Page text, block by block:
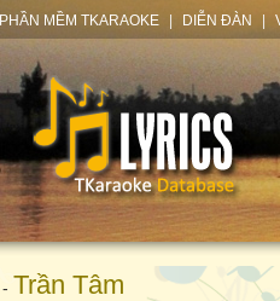
PHẦN MỀM TKARAOKE DIỄN ĐÀN
- Trần Tâm